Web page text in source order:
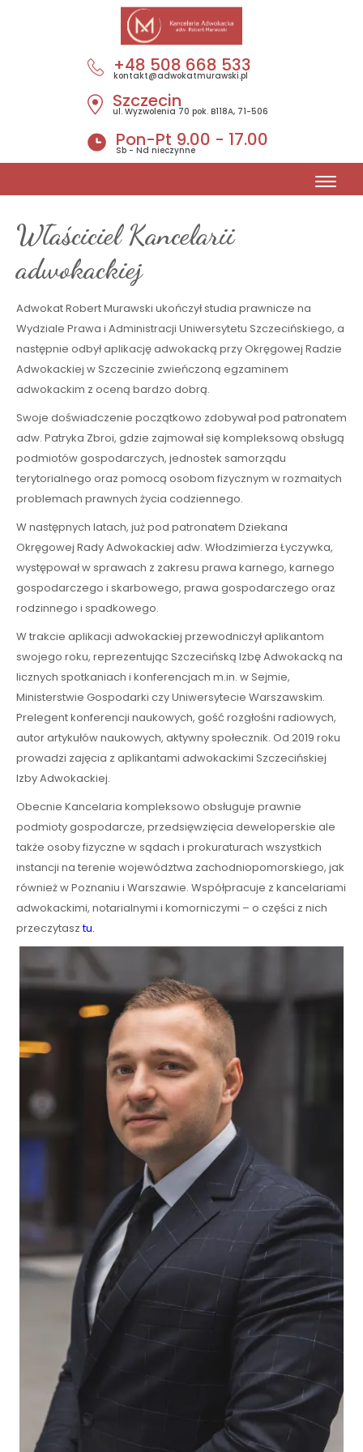
+48 508 668 533
kontakt@adwokatmurawski.pl
Szczecin
ul. Wyzwolenia 70 pok. B118A, 71-506
Pon-Pt 9.00 - 17.00
Sb - Nd nieczynne
O mnie
+48 508 668 533 kontakt@adwokatmurawski.pl
Właściciel Kancelarii
adwokackiej
Adwokat Robert Murawski ukończył studia prawnicze na
Wydziale Prawa i Administracji Uniwersytetu Szczecińskiego, a
następnie odbył aplikację adwokacką przy Okręgowej Radzie
Adwokackiej w Szczecinie zwieńczoną egzaminem
adwokackim z oceną bardzo dobrą.
Swoje doświadczenie początkowo zdobywał pod patronatem
adw. Patryka Zbroi, gdzie zajmował się kompleksową obsługą
podmiotów gospodarczych, jednostek samorządu
terytorialnego oraz pomocą osobom fizycznym w rozmaitych
problemach prawnych życia codziennego.
W następnych latach, już pod patronatem Dziekana
Okręgowej Rady Adwokackiej adw. Włodzimierza Łyczywka,
występował w sprawach z zakresu prawa karnego, karnego
gospodarczego i skarbowego, prawa gospodarczego oraz
rodzinnego i spadkowego.
W trakcie aplikacji adwokackiej przewodniczył aplikantom
swojego roku, reprezentując Szczecińską Izbę Adwokacką na
licznych spotkaniach i konferencjach m.in. w Sejmie,
Ministerstwie Gospodarki czy Uniwersytecie Warszawskim.
Prelegent konferencji naukowych, gość rozgłośni radiowych,
autor artykułów naukowych, aktywny społecznik. Od 2019 roku
prowadzi zajęcia z aplikantami adwokackimi Szczecińskiej
Izby Adwokackiej.
Obecnie Kancelaria kompleksowo obsługuje prawnie
podmioty gospodarcze, przedsięwzięcia deweloperskie ale
także osoby fizyczne w sądach i prokuraturach wszystkich
instancji na terenie województwa zachodniopomorskiego, jak
również w Poznaniu i Warszawie. Współpracuje z kancelariami
adwokackimi, notarialnymi i komorniczymi – o części z nich
przeczytasztu.